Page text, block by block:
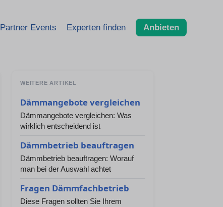
Partner Events Experten finden Anbieten
WEITERE ARTIKEL
Dämmangebote vergleichen
Dämmangebote vergleichen: Was
wirklich entscheidend ist
Dämmbetrieb beauftragen
Dämmbetrieb beauftragen: Worauf
man bei der Auswahl achtet
Fragen Dämmfachbetrieb
Diese Fragen sollten Sie Ihrem